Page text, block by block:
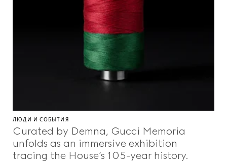
Коды Дома
Gucci Equilibrium
ЛЮДИ И СОБЫТИЯ
Curated by Demna, Gucci Memoria
unfolds as an immersive exhibition
tracing the House’s 105-year history.